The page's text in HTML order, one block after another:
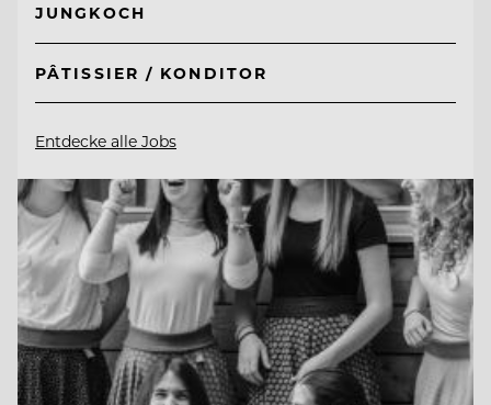
JUNGKOCH
PÂTISSIER / KONDITOR
Entdecke alle Jobs